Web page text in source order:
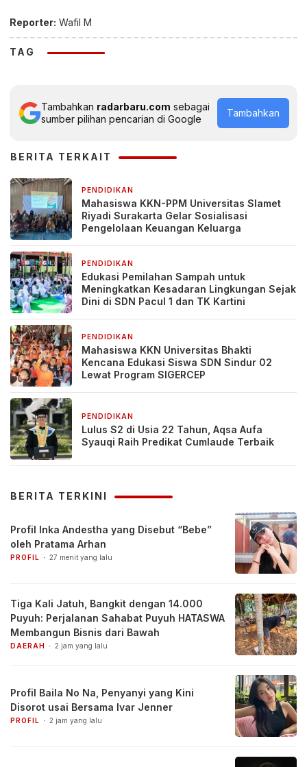
Reporter: Wafil M
TAG
Tambahkan radarbaru.com sebagai
sumber pilihan pencarian di Google
Tambahkan
BERITA TERKAIT
PENDIDIKAN
Mahasiswa KKN-PPM Universitas Slamet
Riyadi Surakarta Gelar Sosialisasi
Pengelolaan Keuangan Keluarga
PENDIDIKAN
Edukasi Pemilahan Sampah untuk
Meningkatkan Kesadaran Lingkungan Sejak
Dini di SDN Pacul 1 dan TK Kartini
PENDIDIKAN
Mahasiswa KKN Universitas Bhakti
Kencana Edukasi Siswa SDN Sindur 02
Lewat Program SIGERCEP
PENDIDIKAN
Lulus S2 di Usia 22 Tahun, Aqsa Aufa
Syauqi Raih Predikat Cumlaude Terbaik
BERITA TERKINI
Profil Inka Andestha yang Disebut “Bebe”
oleh Pratama Arhan
PROFIL 27 menit yang lalu
Tiga Kali Jatuh, Bangkit dengan 14.000
Puyuh: Perjalanan Sahabat Puyuh HATASWA
Membangun Bisnis dari Bawah
DAERAH 2 jam yang lalu
Profil Baila No Na, Penyanyi yang Kini
Disorot usai Bersama Ivar Jenner
PROFIL 2 jam yang lalu